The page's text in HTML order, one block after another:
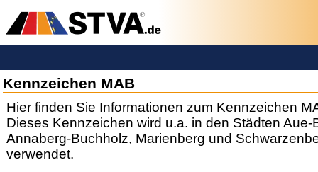
Kennzeichen MAB
Hier finden Sie Informationen zum Kennzeichen
Dieses Kennzeichen wird u.a. in den Städten Aue-
Annaberg-Buchholz, Marienberg und
verwendet.